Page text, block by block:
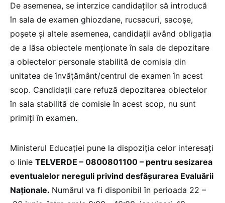
De asemenea, se interzice candidaților să introducă
în sala de examen ghiozdane, rucsacuri, sacoșe,
poșete și altele asemenea, candidații având obligația
de a lăsa obiectele menționate în sala de depozitare
a obiectelor personale stabilită de comisia din
unitatea de învățământ/centrul de examen în acest
scop. Candidații care refuză depozitarea obiectelor
în sala stabilită de comisie în acest scop, nu sunt
primiți în examen.
Ministerul Educației pune la dispoziția celor interesați
o linie TELVERDE – 0800801100 – pentru sesizarea
eventualelor nereguli privind desfășurarea Evaluării
Naționale. Numărul va fi disponibil în perioada 22 –